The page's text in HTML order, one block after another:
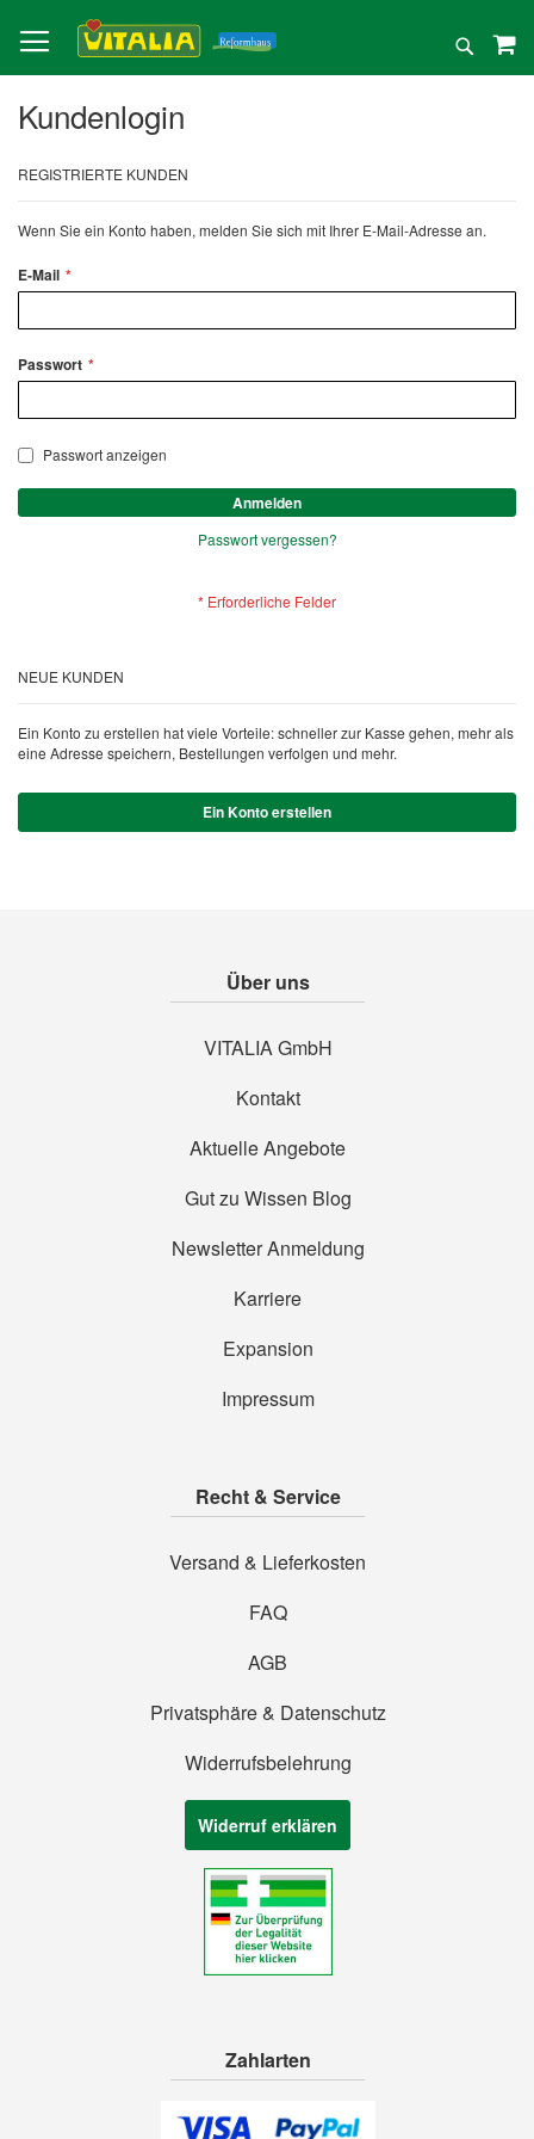
zum
Inhalt
Suche
Kundenlogin
REGISTRIERTE KUNDEN
Wenn Sie ein Konto haben, melden Sie sich mit Ihrer E-Mail-Adresse an.
E-Mail
Passwort
Passwort anzeigen
Anmelden
Passwort vergessen?
NEUE KUNDEN
Ein Konto zu erstellen hat viele Vorteile: schneller zur Kasse gehen, mehr als
eine Adresse speichern, Bestellungen verfolgen und mehr.
Ein Konto erstellen
Über uns
VITALIA GmbH
Kontakt
Aktuelle Angebote
Gut zu Wissen Blog
Newsletter Anmeldung
Karriere
Expansion
Impressum
Recht & Service
Versand & Lieferkosten
FAQ
AGB
Privatsphäre & Datenschutz
Widerrufsbelehrung
Widerruf erklären
Zahlarten